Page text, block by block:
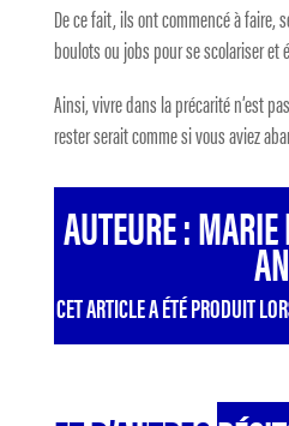
De ce fait, ils ont commencé à faire,
boulots ou jobs pour se scolariser et
Ainsi, vivre dans la précarité n’est
rester serait comme si vous aviez
AUTEURE :
CET ARTICLE A ÉTÉ PRODUIT